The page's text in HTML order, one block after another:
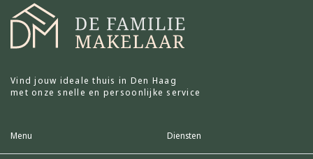
Vind jouw ideale thuis in Den Haag
met onze snelle en persoonlijke service
Menu Diensten